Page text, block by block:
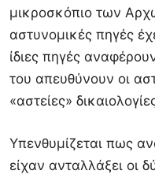
μικροσκόπιο των
αστυνομικές πηγές
ίδιες πηγές
του απευθύνουν οι
«αστείες»
Υπενθυμίζεται πως
είχαν ανταλλάξει οι